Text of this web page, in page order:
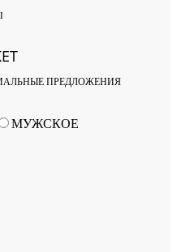
ПРЕДЛОЖЕНИЯ
МУЖСКОЕ